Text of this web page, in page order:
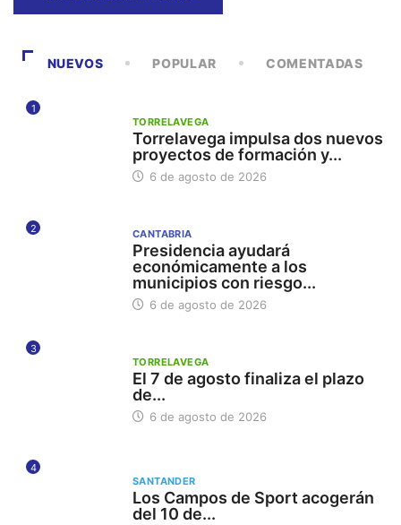
NUEVOS POPULAR COMENTADAS
1
TORRELAVEGA
Torrelavega impulsa dos nuevos
proyectos de formación y...
6 de agosto de 2026
2 CANTABRIA
Presidencia ayudará
económicamente a los
municipios con riesgo...
6 de agosto de 2026
3
TORRELAVEGA
El 7 de agosto finaliza el plazo
de...
6 de agosto de 2026
4
SANTANDER
Los Campos de Sport acogerán
del 10 de...